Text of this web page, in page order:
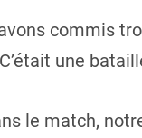
commis
une
le match,